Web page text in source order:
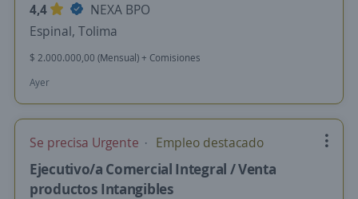
4,4
NEXA BPO
Espinal, Tolima
$ 2.000.000,00 (Mensual) + Comisiones
Ayer
Se precisa Urgente Empleo destacado
Ejecutivo/a Comercial Integral / Venta
productos Intangibles